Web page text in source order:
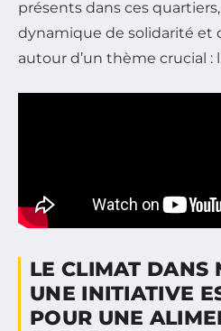
présents dans ces
dynamique de solidarité et
autour d’un thème crucial :
LE CLIMAT DANS
UNE INITIATIVE
POUR UNE